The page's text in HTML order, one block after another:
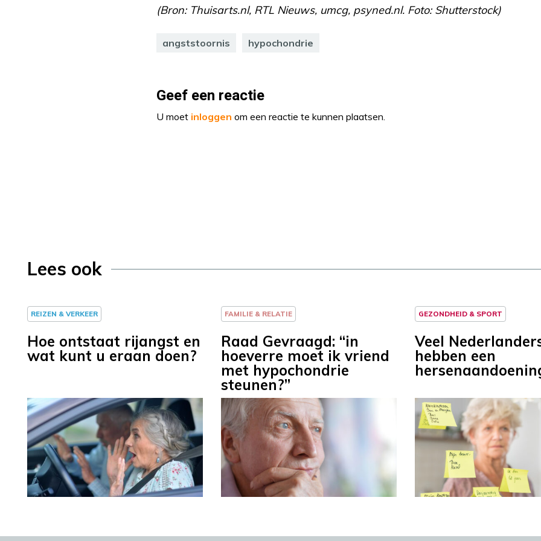
(Bron: Thuisarts.nl, RTL Nieuws, umcg, psyned.nl. Foto: Shutterstock)
angststoornis hypochondrie
Geef een reactie
U moet inloggen om een reactie te kunnen plaatsen.
Lees ook
REIZEN & VERKEER
Hoe ontstaat rijangst en
wat kunt u eraan doen?
FAMILIE & RELATIE
Raad Gevraagd: “in
hoeverre moet ik vriend
met hypochondrie
steunen?”
GEZONDHEID & SPORT
Veel
hebben een